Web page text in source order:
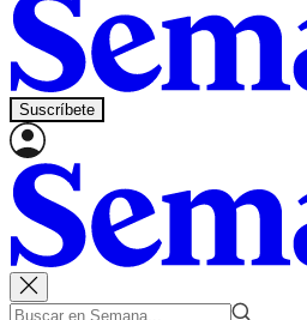
Suscríbete